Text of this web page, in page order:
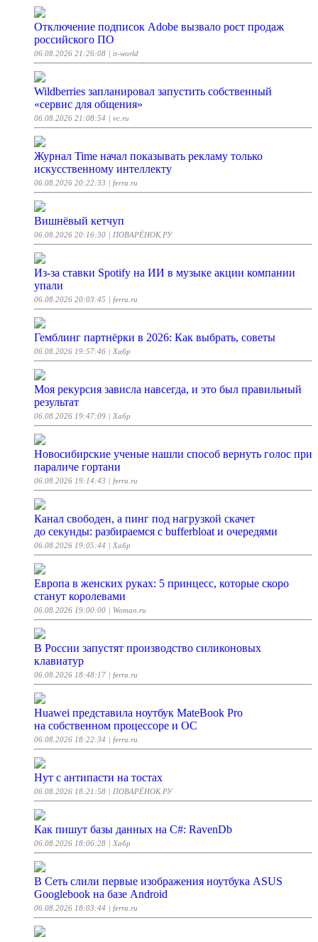
Отключение подписок Adobe вызвало рост продаж
российского ПО
06.08.2026 21:26:08 | it-world
Wildberries запланировал запустить собственный
«сервис для общения»
06.08.2026 21:08:54 | vc.ru
Журнал Time начал показывать рекламу только
искусственному интеллекту
06.08.2026 20:22:33 | ferra.ru
Вишнёвый кетчуп
06.08.2026 20:16:30 | ПОВАРЁНОК.РУ
Из-за ставки Spotify на ИИ в музыке акции компании
упали
06.08.2026 20:03:45 | ferra.ru
Гемблинг партнёрки в 2026: Как выбрать, советы
06.08.2026 19:57:46 | Хабр
Моя рекурсия зависла навсегда, и это был правильный
результат
06.08.2026 19:47:09 | Хабр
Новосибирские ученые нашли способ вернуть голос при
параличе гортани
06.08.2026 19:14:43 | ferra.ru
Канал свободен, а пинг под нагрузкой скачет
до секунды: разбираемся с bufferbloat и очередями
06.08.2026 19:05:44 | Хабр
Европа в женских руках: 5 принцесс, которые скоро
станут королевами
06.08.2026 19:00:00 | Woman.ru
В России запустят производство силиконовых
клавиатур
06.08.2026 18:48:17 | ferra.ru
Huawei представила ноутбук MateBook Pro
на собственном процессоре и ОС
06.08.2026 18:22:34 | ferra.ru
Нут с антипасти на тостах
06.08.2026 18:21:58 | ПОВАРЁНОК.РУ
Как пишут базы данных на C#: RavenDb
06.08.2026 18:06:28 | Хабр
В Сеть слили первые изображения ноутбука ASUS
Googlebook на базе Android
06.08.2026 18:03:44 | ferra.ru